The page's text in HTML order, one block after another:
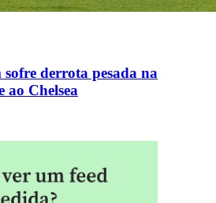
derrota pesada na
ao Chelsea